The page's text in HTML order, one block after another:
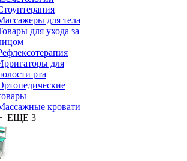
для тела
для ухода за
для
рта
кровати
ЕЩЕ 3